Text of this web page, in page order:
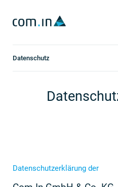
Datenschutz
Datenschutz­erklärung der